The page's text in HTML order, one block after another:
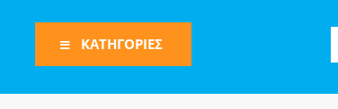
ΚΑΤΗΓΟΡΙΕΣ